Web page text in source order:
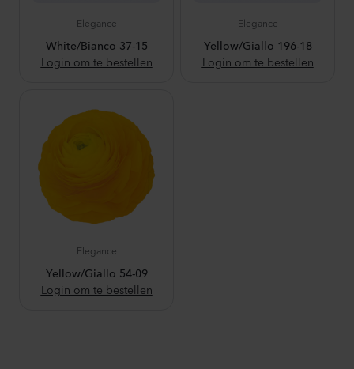
Elegance
White/Bianco 37-15
Login om te bestellen
Elegance
Yellow/Giallo 196-18
Login om te bestellen
Elegance
Yellow/Giallo 54-09
Login om te bestellen